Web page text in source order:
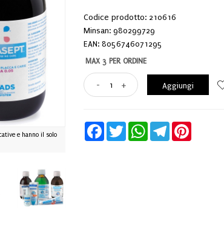
e hanno il solo
Codice prodotto: 210616
Minsan:980299729
EAN: 8056746071295
MAX 3 PER ORDINE
- + Aggiungi
FacebookTwitter WhatsAppTelegram